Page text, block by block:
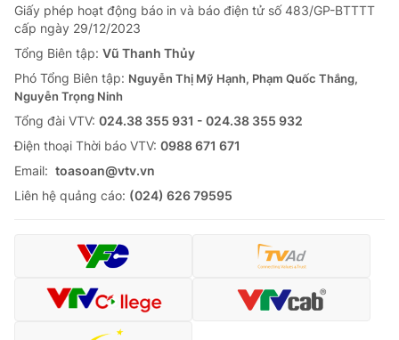
Giấy phép hoạt động báo in và báo điện tử số 483/GP-BTTTT
cấp ngày 29/12/2023
Tổng Biên tập: Vũ Thanh Thủy
Phó Tổng Biên tập: Nguyễn Thị Mỹ Hạnh, Phạm Quốc Thắng,
Nguyễn Trọng Ninh
Tổng đài VTV: 024.38 355 931 - 024.38 355 932
Ðiện thoại Thời báo VTV: 0988 671 671
Email: toasoan@vtv.vn
Liên hệ quảng cáo: (024) 626 79595